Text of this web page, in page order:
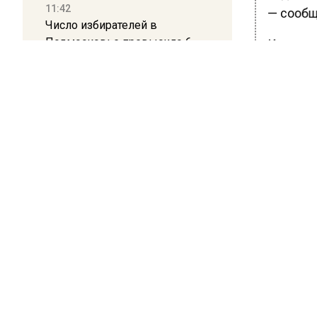
11:42
Число избирателей в
Подмосковье превысило 6
—
Как